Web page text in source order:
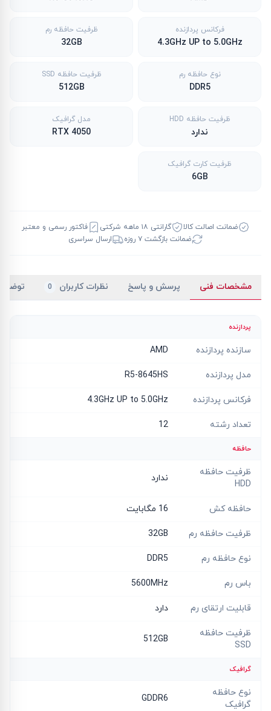
فرکانس پردازنده
4.3GHz UP to 5.0GHz
ظرفیت حافظه رم
32GB
نوع حافظه رم
DDR5
ظرفیت حافظه SSD
512GB
ظرفیت حافظه HDD
ندارد
مدل گرافیک
RTX 4050
ظرفیت کارت گرافیک
6GB
ضمانت اصالت کالا گارانتی ۱۸ ماهه شرکتی
فاکتور رسمی و معتبر
ضمانت بازگشت ۷ روزه
ارسال سراسری
مشخصات فنی پرسش و پاسخ نظرات کاربران 0
پردازنده
سازنده پردازنده AMD
مدل پردازنده R5-8645HS
فرکانس پردازنده 4.3GHz UP to 5.0GHz
تعداد رشته 12
حافظه
ظرفیت حافظه
HDD
ندارد
حافظه کش 16 مگابایت
ظرفیت حافظه رم 32GB
نوع حافظه رم DDR5
باس رم 5600MHz
قابلیت ارتقای رم دارد
ظرفیت حافظه
SSD
512GB
گرافیک
نوع حافظه
گرافیک
GDDR6